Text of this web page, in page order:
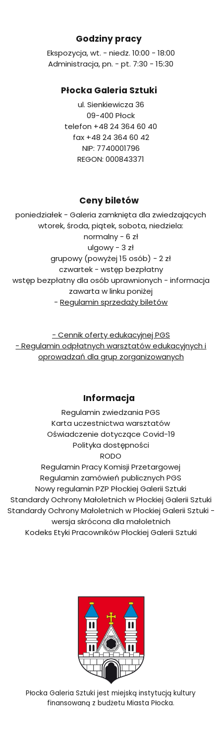
Galerii
Sztuki
Otwiera
się
w
nowej
Galerii
Sztuki
Otwiera
się
w
nowej
Galerii
Sztuki
Otwiera
się
w
nowej
języka
się
Godziny pracy
Ekspozycja, wt. - niedz. 10:00 - 18:00
Administracja, pn. - pt. 7:30 - 15:30
Płocka Galeria Sztuki
ul. Sienkiewicza 36
09-400 Płock
telefon +48 24 364 60 40
fax +48 24 364 60 42
NIP: 7740001796
REGON: 000843371
Ceny biletów
poniedziałek - Galeria zamknięta dla zwiedzających
wtorek, środa, piątek, sobota, niedziela:
normalny - 6 zł
ulgowy - 3 zł
grupowy (powyżej 15 osób) - 2 zł
czwartek - wstęp bezpłatny
wstęp bezpłatny dla osób uprawnionych - informacja
zawarta w linku poniżej
-Regulamin sprzedaży biletów
- Cennik oferty edukacyjnej PGS
- Regulamin odpłatnych warsztatów edukacyjnych i
oprowadzań dla grup zorganizowanych
Informacja
Regulamin zwiedzania PGS
Karta uczestnictwa warsztatów
Oświadczenie dotyczące Covid-19
Polityka dostępności
RODO
Regulamin Pracy Komisji Przetargowej
Regulamin zamówień publicznych PGS
Nowy regulamin PZP Płockiej Galerii Sztuki
Standardy Ochrony Małoletnich w Płockiej Galerii Sztuki
Standardy Ochrony Małoletnich w Płockiej Galerii Sztuki -
wersja skrócona dla małoletnich
Kodeks Etyki Pracowników Płockiej Galerii Sztuki
Płocka Galeria Sztuki jest miejską instytucją kultury
finansowaną z budżetu Miasta Płocka.